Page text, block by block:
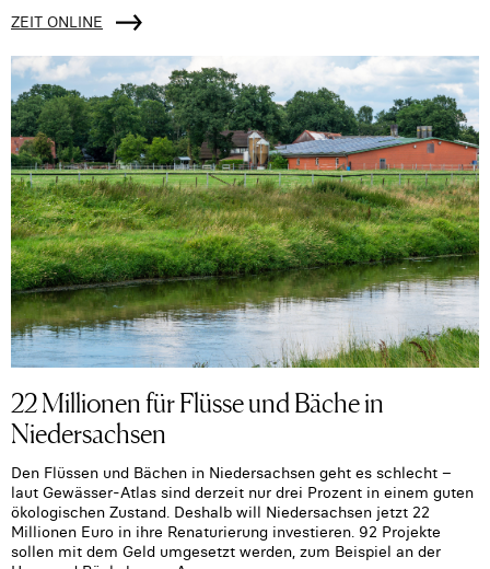
ZEIT ONLINE
22 Millionen für Flüsse und Bäche in
Niedersachsen
Den Flüssen und Bächen in Niedersachsen geht es schlecht –
laut Gewässer-Atlas sind derzeit nur drei Prozent in einem guten
ökologischen Zustand. Deshalb will Niedersachsen jetzt 22
Millionen Euro in ihre Renaturierung investieren. 92 Projekte
sollen mit dem Geld umgesetzt werden, zum Beispiel an der